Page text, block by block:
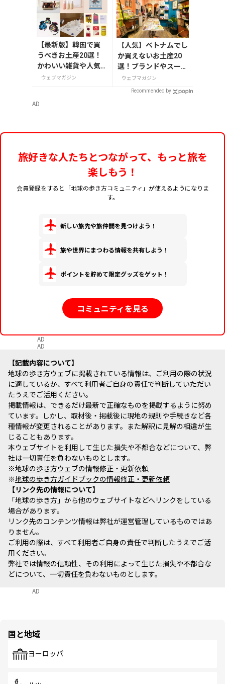
【最新版】韓国で買
うべきお土産20選！
かわいい雑貨や人気
コスメを紹介
ウェブマガジン
【人気】ベトナムでし
か買えないお土産20
選！ブランドやスーパ
ーのお菓子や雑貨まで
ウェブマガジン
Recommended by
AD
旅好きな人たちとつながって、もっと旅を
楽しもう！
会員登録をすると「地球の歩き方コミュニティ」が使えるようになりま
す。
新しい旅先や旅仲間を見つけよう！
旅や世界にまつわる情報を共有しよう！
ポイントを貯めて限定グッズをゲット！
コミュニティを見る
AD
AD
記載内容について
地球の歩き方ウェブに掲載されている情報は、ご利用の際の状況
に適しているか、すべて利用者ご自身の責任で判断していただい
たうえでご活用ください。
掲載情報は、できるだけ最新で正確なものを掲載するように努め
ています。しかし、取材後・掲載後に現地の規則や手続きなど各
種情報が変更されることがあります。また解釈に見解の相違が生
じることもあります。
本ウェブサイトを利用して生じた損失や不都合などについて、弊
社は一切責任を負わないものとします。
※地球の歩き方ウェブの情報修正・更新依頼
※地球の歩き方ガイドブックの情報修正・更新依頼
リンク先の情報について
「地球の歩き方」から他のウェブサイトなどへリンクをしている
場合があります。
リンク先のコンテンツ情報は弊社が運営管理しているものではあ
りません。
ご利用の際は、すべて利用者ご自身の責任で判断したうえでご活
用ください。
弊社では情報の信頼性、その利用によって生じた損失や不都合な
どについて、一切責任を負わないものとします。
AD
国と地域
ヨーロッパ